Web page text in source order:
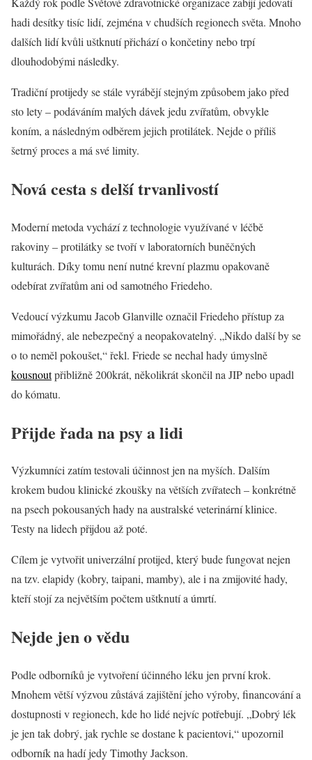
hadi desítky tisíc lidí, zejména v chudších regionech světa. Mnoho
dalších lidí kvůli uštknutí přichází o končetiny nebo trpí
dlouhodobými následky.
Tradiční protijedy se stále vyrábějí stejným způsobem jako před
sto lety – podáváním malých dávek jedu zvířatům, obvykle
koním, a následným odběrem jejich protilátek. Nejde o příliš
šetrný proces a má své limity.
Nová cesta s delší trvanlivostí
Moderní metoda vychází z technologie využívané v léčbě
rakoviny – protilátky se tvoří v laboratorních buněčných
kulturách. Díky tomu není nutné krevní plazmu opakovaně
odebírat zvířatům ani od samotného Friedeho.
Vedoucí výzkumu Jacob Glanville označil Friedeho přístup za
mimořádný, ale nebezpečný a neopakovatelný. „Nikdo další by se
o to neměl pokoušet,“ řekl. Friede se nechal hady úmyslně
kousnoutpřibližně 200krát, několikrát skončil na JIP nebo upadl
do kómatu.
Přijde řada na psy a lidi
Výzkumníci zatím testovali účinnost jen na myších. Dalším
krokem budou klinické zkoušky na větších zvířatech – konkrétně
na psech pokousaných hady na australské veterinární klinice.
Testy na lidech přijdou až poté.
Cílem je vytvořit univerzální protijed, který bude fungovat nejen
na tzv. elapidy (kobry, taipani, mamby), ale i na zmijovité hady,
kteří stojí za největším počtem uštknutí a úmrtí.
Nejde jen o vědu
Podle odborníků je vytvoření účinného léku jen první krok.
Mnohem větší výzvou zůstává zajištění jeho výroby, financování a
dostupnosti v regionech, kde ho lidé nejvíc potřebují. „Dobrý lék
je jen tak dobrý, jak rychle se dostane k pacientovi,“ upozornil
odborník na hadí jedy Timothy Jackson.